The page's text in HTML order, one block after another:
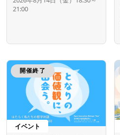
21:00
開催終了
イベント